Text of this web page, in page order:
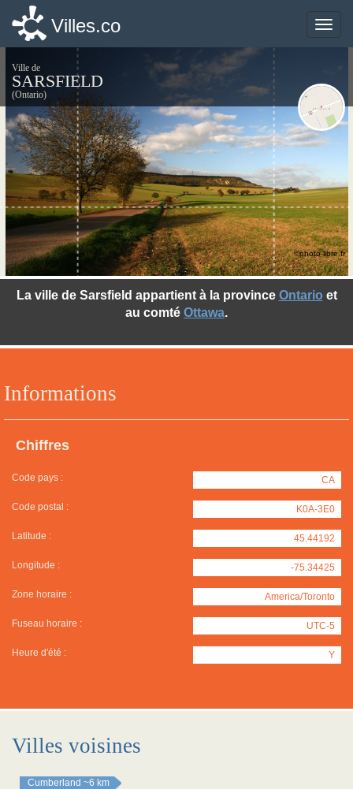
Toggle
Villes.co
Ville de
SARSFIELD
(Ontario)
Informations
Chiffres
Code pays : CA
Code postal : K0A-3E0
Latitude : 45.44192
Longitude : -75.34425
Zone horaire : America/Toronto
Fuseau horaire : UTC-5
Heure d'été : Y
La ville de Sarsfield appartient à la province Ontario et
au comté Ottawa.
©photo-libre.fr
Villes voisines
Cumberland ~6 km
Toggle
Villes.co